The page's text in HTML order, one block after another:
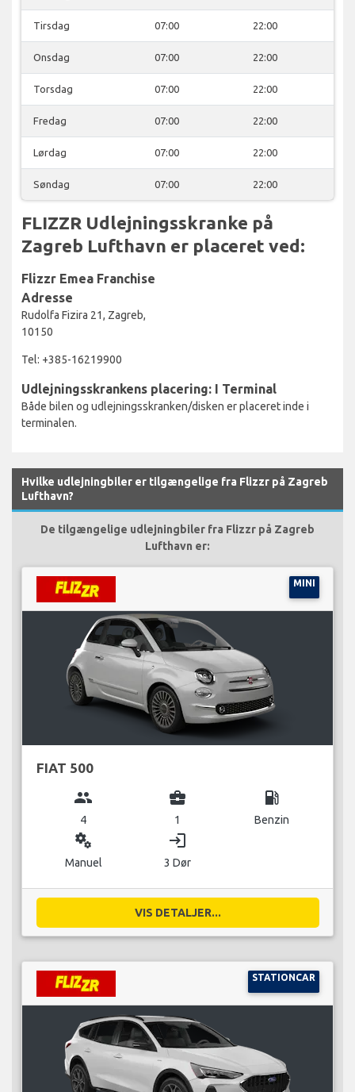
Tirsdag 07:00 22:00
Onsdag 07:00 22:00
Torsdag 07:00 22:00
Fredag 07:00 22:00
Lørdag 07:00 22:00
Søndag 07:00 22:00
FLIZZR Udlejningsskranke på
Zagreb Lufthavn er placeret ved:
Flizzr Emea Franchise
Adresse
Rudolfa Fizira 21, Zagreb,
10150
Tel: +385-16219900
Udlejningsskrankens placering: I Terminal
Både bilen og udlejningsskranken/disken er placeret inde i
terminalen.
Hvilke udlejningbiler er tilgængelige fra Flizzr på Zagreb
Lufthavn?
De tilgængelige udlejningbiler fra Flizzr på Zagreb
Lufthavn er:
MINI
FIAT 500
group
4
business_center
1
local_gas_station
Benzin
miscellaneous_services
Manuel
login
3 Dør
VIS DETALJER...
STATIONCAR